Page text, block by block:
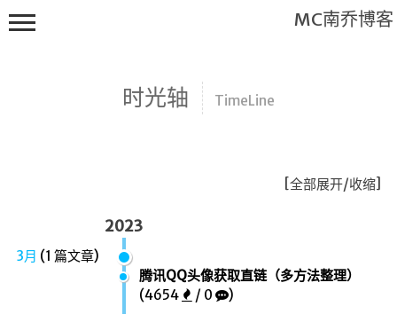
时光轴 TimeLine
[全部展开/收缩
2023
3月 (1 篇文章)
腾讯QQ头像获取直链（多方法整理）
(4654
/ 0 )
MC南乔博客
友情链接
友情协议